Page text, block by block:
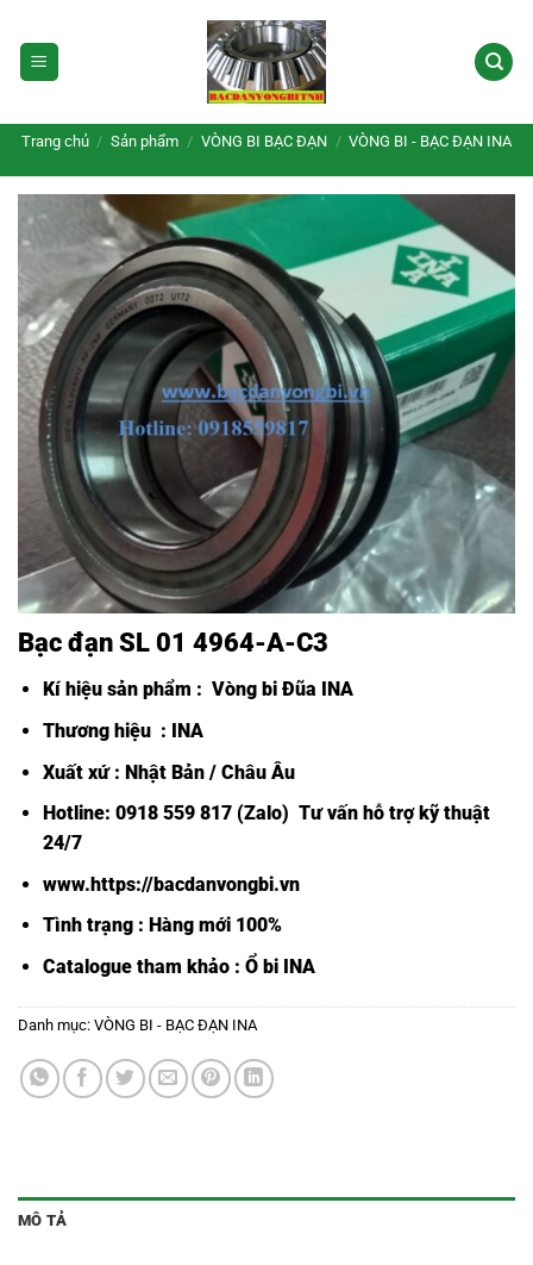
qua
nội
Trang chủ / Sản phẩm / VÒNG BI BẠC ĐẠN / VÒNG BI - BẠC ĐẠN INA
Bạc đạn SL 01 4964-A-C3
Kí hiệu sản phẩm : Vòng bi Đũa INA
Thương hiệu : INA
Xuất xứ : Nhật Bản / Châu Âu
Hotline: 0918 559 817 (Zalo) Tư vấn hỗ trợ kỹ thuật
24/7
www.https://bacdanvongbi.vn
Tình trạng : Hàng mới 100%
Catalogue tham khảo : Ổ bi INA
Danh mục: VÒNG BI - BẠC ĐẠN INA
MÔ TẢ